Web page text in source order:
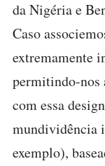
da Nigéria e
Caso
extremamente
permitindo-nos
com essa
mundividência
exemplo),